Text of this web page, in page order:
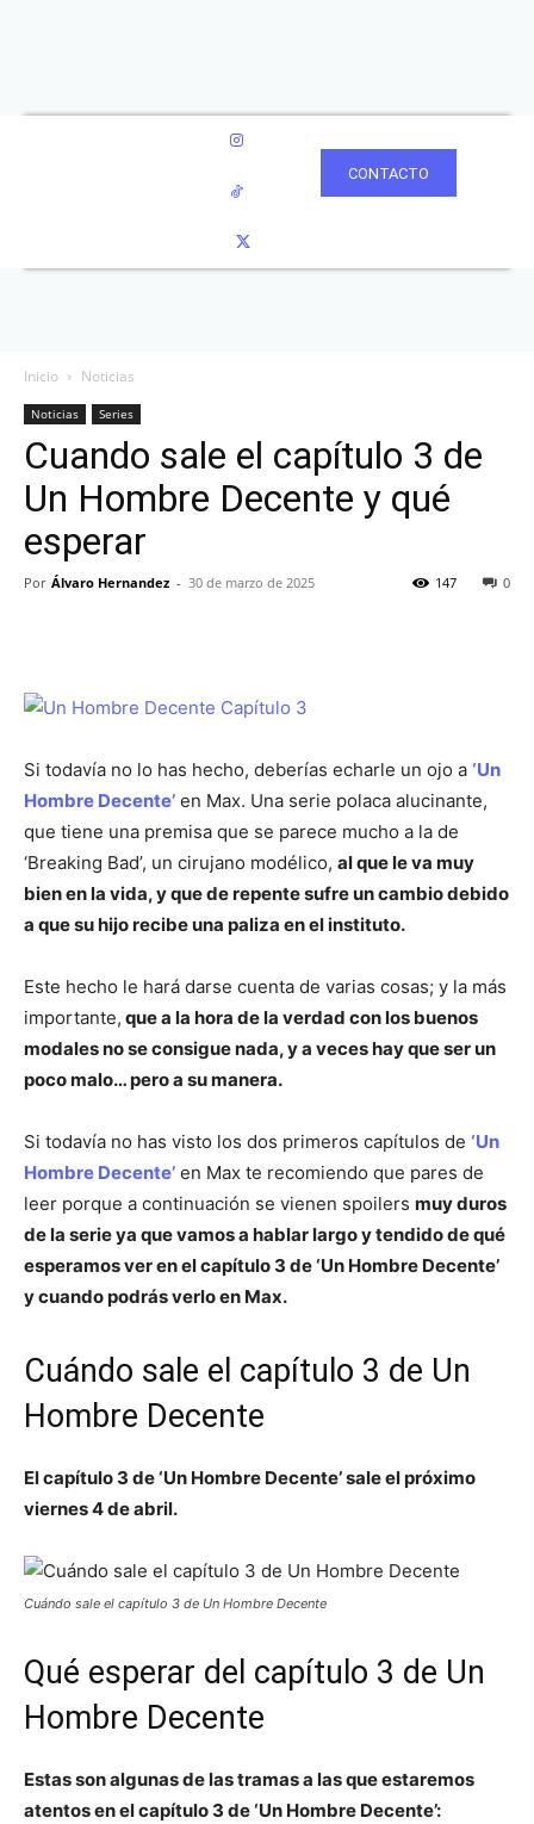
CONTACTO
Inicio Noticias
Noticias Series
Cuando sale el capítulo 3 de
Un Hombre Decente y qué
esperar
Por Álvaro Hernandez - 30 de marzo de 2025 0
147
Si todavía no lo has hecho, deberías echarle un ojo a ‘Un
Hombre Decente’ en Max. Una serie polaca alucinante,
que tiene una premisa que se parece mucho a la de
‘Breaking Bad’, un cirujano modélico, al que le va muy
bien en la vida, y que de repente sufre un cambio debido
a que su hijo recibe una paliza en el instituto.
Este hecho le hará darse cuenta de varias cosas; y la más
importante, que a la hora de la verdad con los buenos
modales no se consigue nada, y a veces hay que ser un
poco malo… pero a su manera.
Si todavía no has visto los dos primeros capítulos de ‘Un
Hombre Decente’ en Max te recomiendo que pares de
leer porque a continuación se vienen spoilers muy duros
de la serie ya que vamos a hablar largo y tendido de qué
esperamos ver en el capítulo 3 de ‘Un Hombre Decente’
y cuando podrás verlo en Max.
Cuándo sale el capítulo 3 de Un
Hombre Decente
El capítulo 3 de ‘Un Hombre Decente’ sale el próximo
viernes 4 de abril.
Cuándo sale el capítulo 3 de Un Hombre Decente
Qué esperar del capítulo 3 de Un
Hombre Decente
Estas son algunas de las tramas a las que estaremos
atentos en el capítulo 3 de ‘Un Hombre Decente’: